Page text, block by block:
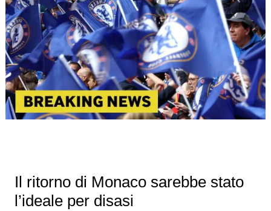
Il ritorno di Monaco sarebbe stato
l’ideale per disasi